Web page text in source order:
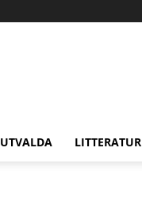
UTVALDA LITTERATUR